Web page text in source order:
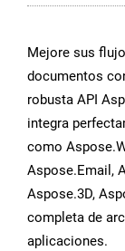
Mejore sus
documentos
robusta API
integra
como
Aspose.Email,
Aspose.3D,
completa de
aplicaciones.